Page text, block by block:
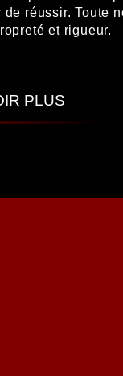
de réussir. Toute
et rigueur.
PLUS